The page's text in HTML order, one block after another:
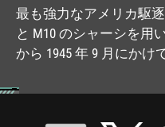
最も強力なアメリカ駆
と M10 のシャーシを用
から 1945 年 9 月にかけ